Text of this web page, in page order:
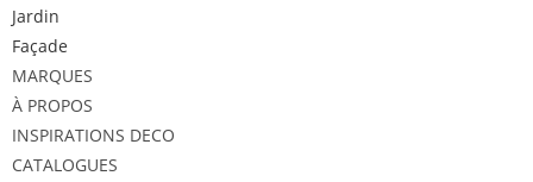
Jardin
Façade
MARQUES
À PROPOS
INSPIRATIONS DECO
CATALOGUES